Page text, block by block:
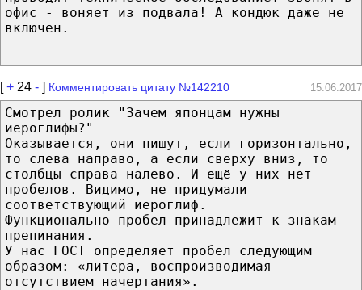
офис - воняет из подвала! А кондюк даже не
включен.
[+ 24 - ] Комментировать цитату №142210 15.06.2017
Смотрел ролик "Зачем японцам нужны
иероглифы?"
Оказывается, они пишут, если горизонтально,
то слева направо, а если сверху вниз, то
столбцы справа налево. И ещё у них нет
пробелов. Видимо, не придумали
соответствующий иероглиф.
Функционально пробел принадлежит к знакам
препинания.
У нас ГОСТ определяет пробел следующим
образом: «литера, воспроизводимая
отсутствием начертания».